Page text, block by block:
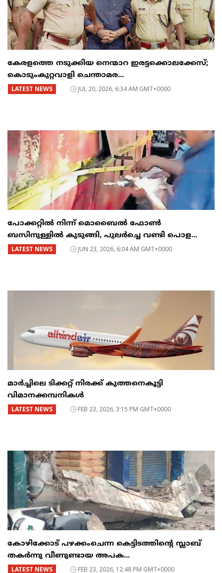
കേരളത്തെ നടുക്കിയ നെന്മാറ ഇരട്ടക്കൊലക്കേസ്;
കൊടുംകുറ്റവാളി ചെന്താമര...
LATEST NEWS JUL 20, 2026, 6:34 AM GMT+0000
പോക്കറ്റിൽ നിന്ന് മൊബൈൽ ഫോൺ
ബസിനുള്ളിൽ കുടുങ്ങി, പുലർച്ചെ വണ്ടി പൊള...
LATEST NEWS JUN 23, 2026, 6:04 AM GMT+0000
മാർച്ചിലെ ടിക്കറ്റ് നിരക്ക് കുത്തനെകൂട്ടി
വിമാനക്കമ്പനികൾ
LATEST NEWS FEB 23, 2026, 3:15 PM GMT+0000
കോഴിക്കോട് പഴക്കംചെന്ന കെട്ടിടത്തിന്റെ സ്ലാബ്
തകർന്നു വീണുണ്ടായ അപക...
LATEST NEWS FEB 23, 2026, 12:48 PM GMT+0000